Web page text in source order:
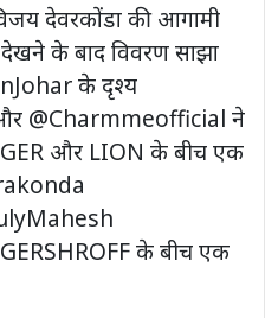
देवरकोंडा की आगामी
के बाद विवरण साझा
के दृश्य
और @Charmmeofficial ने
और LION के बीच एक
के बीच एक